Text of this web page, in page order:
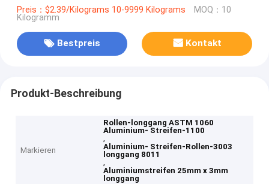
Preis：$2.39/Kilograms 10-9999 Kilograms MOQ：10
Kilogramm
Bestpreis Kontakt
Produkt-Beschreibung
Markieren
Rollen-longgang ASTM 1060
Aluminium- Streifen-1100
,
Aluminium- Streifen-Rollen-3003
longgang 8011
,
Aluminiumstreifen 25mm x 3mm
longgang